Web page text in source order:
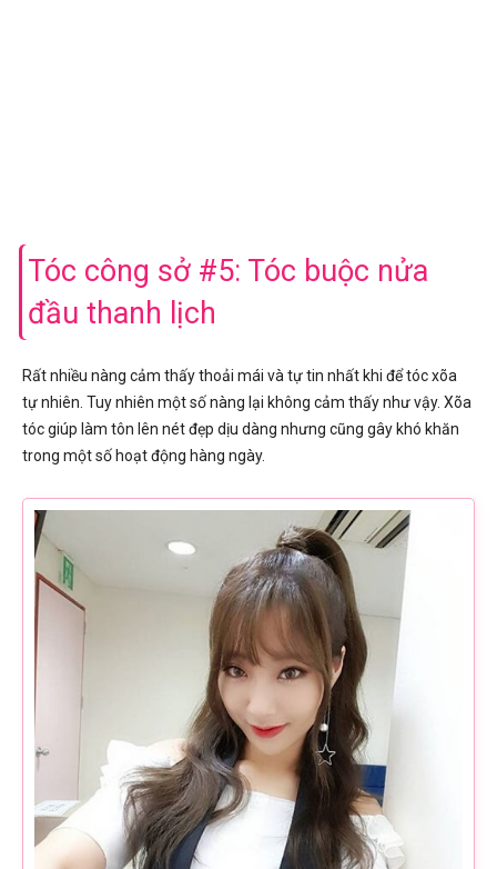
Tóc công sở #5: Tóc buộc nửa
đầu thanh lịch
Rất nhiều nàng cảm thấy thoải mái và tự tin nhất khi để tóc xõa
tự nhiên. Tuy nhiên một số nàng lại không cảm thấy như vậy. Xõa
tóc giúp làm tôn lên nét đẹp dịu dàng nhưng cũng gây khó khăn
trong một số hoạt động hàng ngày.